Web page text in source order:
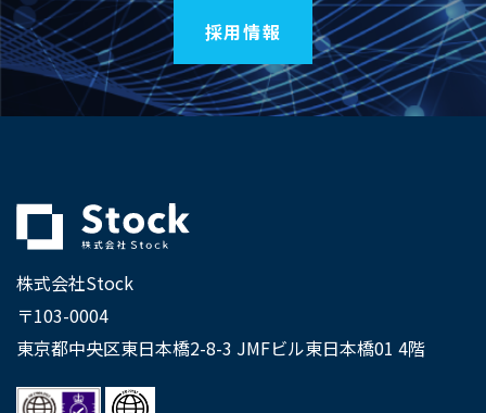
採用情報
株式会社Stock
〒103-0004
東京都中央区東日本橋2-8-3 JMFビル東日本橋01 4階